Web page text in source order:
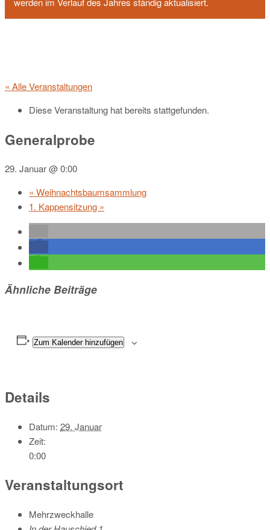
« Alle Veranstaltungen
Diese Veranstaltung hat bereits stattgefunden.
Generalprobe
29. Januar @ 0:00
« Weihnachtsbaumsammlung
1. Kappensitzung »
Ähnliche Beiträge
Zum Kalender hinzufügen
Details
Datum: 29. Januar
Zeit:
0:00
Veranstaltungsort
Mehrzweckhalle